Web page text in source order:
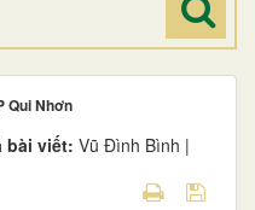
Qui Nhơn
bài viết: Vũ Đình Bình |